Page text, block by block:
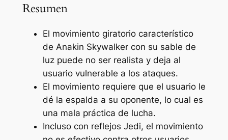
Resumen
El movimiento giratorio característico
de Anakin Skywalker con su sable de
luz puede no ser realista y deja al
usuario vulnerable a los ataques.
El movimiento requiere que el usuario le
dé la espalda a su oponente, lo cual es
una mala práctica de lucha.
Incluso con reflejos Jedi, el movimiento